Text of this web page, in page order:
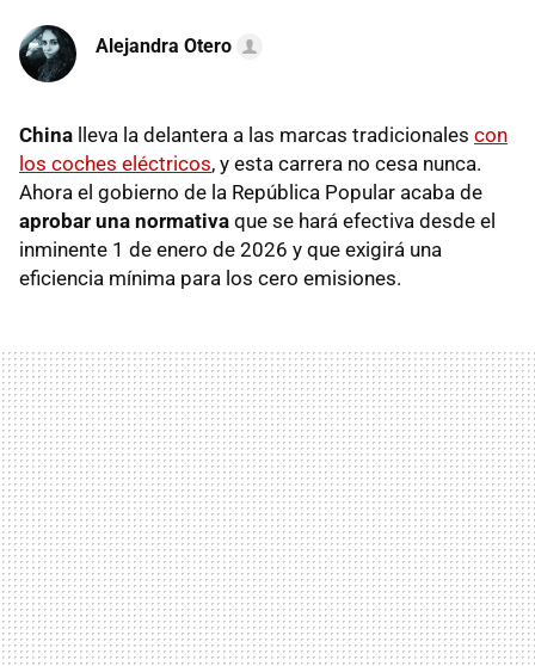
Alejandra Otero
China lleva la delantera a las marcas tradicionales con
los coches eléctricos, y esta carrera no cesa nunca.
Ahora el gobierno de la República Popular acaba de
aprobar una normativa que se hará efectiva desde el
inminente 1 de enero de 2026 y que exigirá una
eficiencia mínima para los cero emisiones.